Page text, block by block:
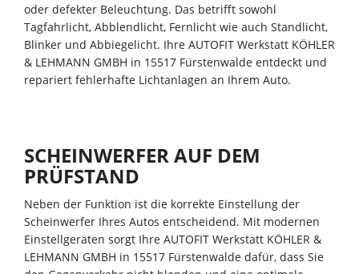
oder defekter Beleuchtung. Das betrifft sowohl
Tagfahrlicht, Abblendlicht, Fernlicht wie auch Standlicht,
Blinker und Abbiegelicht. Ihre AUTOFIT Werkstatt KÖHLER
& LEHMANN GMBH in 15517 Fürstenwalde entdeckt und
repariert fehlerhafte Lichtanlagen an Ihrem Auto.
SCHEINWERFER AUF DEM
PRÜFSTAND
Neben der Funktion ist die korrekte Einstellung der
Scheinwerfer Ihres Autos entscheidend. Mit modernen
Einstellgeräten sorgt Ihre AUTOFIT Werkstatt KÖHLER &
LEHMANN GMBH in 15517 Fürstenwalde dafür, dass Sie